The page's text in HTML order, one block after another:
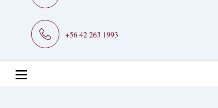
+56 42 263 1993